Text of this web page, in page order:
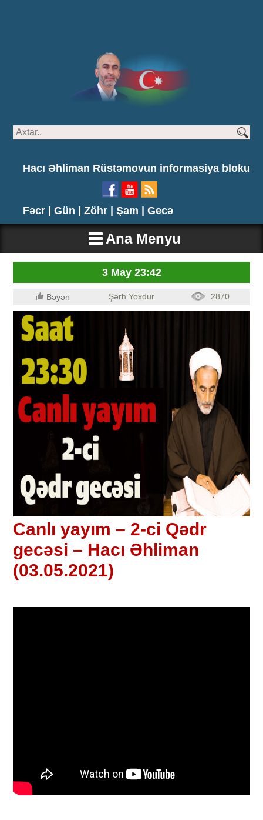
Hacı Əhliman Rüstəmovun informasiya bloku
Fəcr | Gün | Zöhr | Şam | Gecə
Ana Menyu
3 May 23:42
Bəyən Şərh Yoxdur 2870
Canlı yayım – 2-ci Qədr
gecəsi – Hacı Əhliman
(03.05.2021)